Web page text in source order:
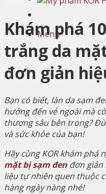
Menu
Khám phá
trắng da
đơn giản
Bạn có biết, làn da sạm
hưởng đến vẻ ngoài mà
thương sâu bên trong?
và sức khỏe của bạn!
Hãy cùng KOR khám phá
mặt bị sạm đen đơn giản
liệu tự nhiên quen thuộc
hàng ngày nàng nhé!